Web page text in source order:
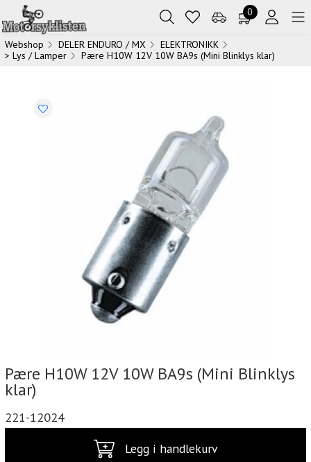
0
Webshop DELER ENDURO / MX
ELEKTRONIKK
> Lys / Lamper
Pære H10W 12V 10W BA9s (Mini Blinklys klar)
Pære H10W 12V 10W BA9s (Mini Blinklys
klar)
221-12024
Legg i handlekurv